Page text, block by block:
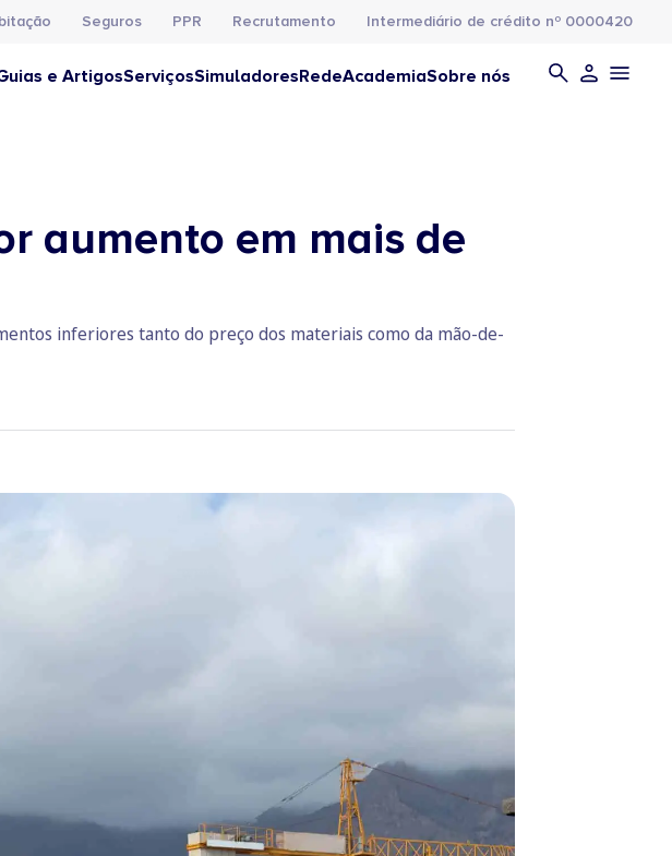
Seguros PPR Recrutamento Intermediário de crédito nº 0000420
e ArtigosServiçosSimuladoresRedeAcademiaSobre nós
aumento em mais de
inferiores tanto do preço dos materiais como da mão-de-